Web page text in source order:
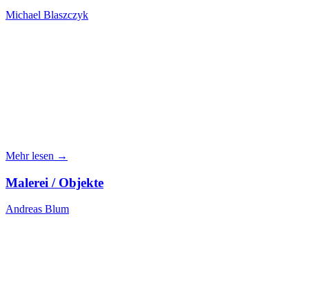
Michael Blaszczyk
Mehr lesen →
Malerei / Objekte
Andreas Blum